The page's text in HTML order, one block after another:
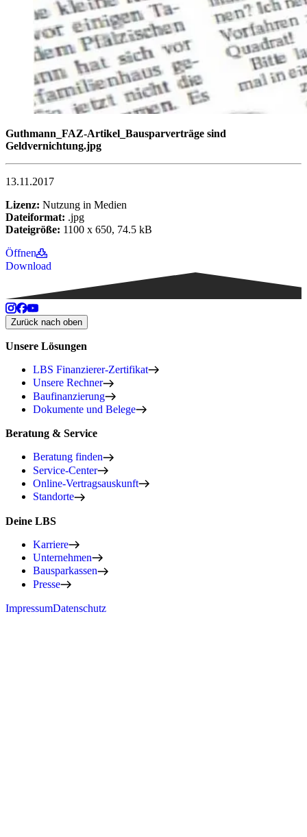
Guthmann_FAZ-Artikel_Bausparverträge sind
Geldvernichtung.jpg
13.11.2017
Lizenz: Nutzung in Medien
Dateiformat: .jpg
Dateigröße: 1100 x 650, 74.5 kB
Öffnen
Download
Zurück nach oben
Unsere Lösungen
LBS Finanzierer-Zertifikat
Unsere Rechner
Baufinanzierung
Dokumente und Belege
Beratung & Service
Beratung finden
Service-Center
Online-Vertragsauskunft
Standorte
Deine LBS
Karriere
Unternehmen
Bausparkassen
Presse
ImpressumDatenschutz